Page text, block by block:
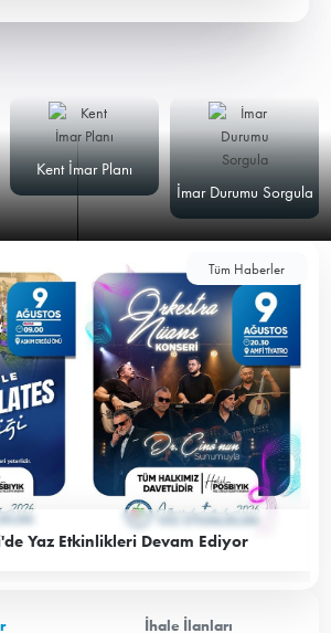
Kent İmar Planı
İmar Durumu Sorgula
Tüm Haberler
Yaz Etkinlikleri Devam Ediyor
İhale İlanları